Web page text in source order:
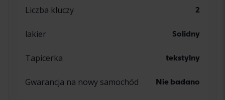
Liczba kluczy 2
lakier Solidny
Tapicerka tekstylny
Gwarancja na nowy samochód Nie badano